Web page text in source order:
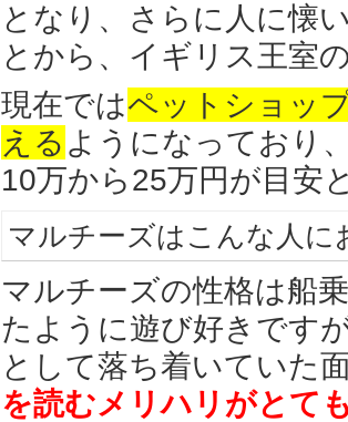
となり、さらに人に懐
とから、イギリス王室
現在ではペットショッ
える ようになっており
10万から25万円が目安
マルチーズはこんな人に
マルチーズの性格は船
たように遊び好きです
として落ち着いていた
を読むメリハリがとて